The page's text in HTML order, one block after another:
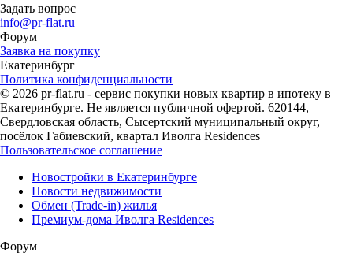
Задать вопрос
info@pr-flat.ru
Форум
Заявка на покупку
Екатеринбург
Политика конфиденциальности
© 2026 pr-flat.ru - сервис покупки новых квартир в ипотеку в
Екатеринбурге. Не является публичной офертой. 620144,
Свердловская область, Сысертский муниципальный округ,
посёлок Габиевский, квартал Иволга Residences
Пользовательское соглашение
Новостройки в Екатеринбурге
Новости недвижимости
Обмен (Trade-in) жилья
Премиум-дома Иволга Residences
Форум